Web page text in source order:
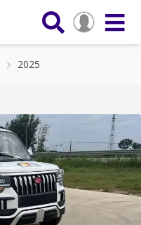
2025